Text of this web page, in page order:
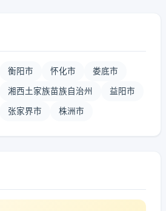
衡阳市 怀化市 娄底市
湘西土家族苗族自治州 益阳市
张家界市 株洲市